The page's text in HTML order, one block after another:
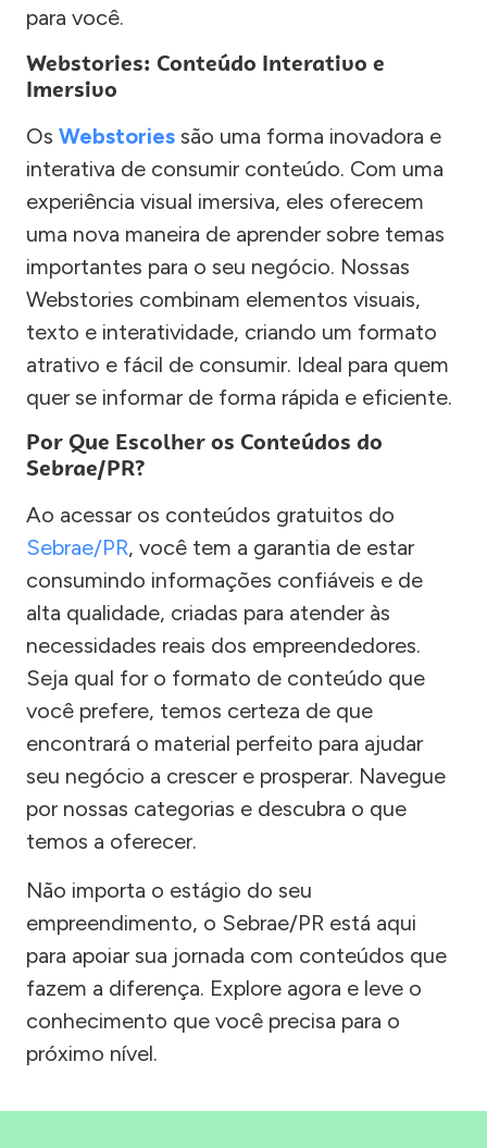
para você.
Webstories: Conteúdo Interativo e
Imersivo
Os Webstories são uma forma inovadora e
interativa de consumir conteúdo. Com uma
experiência visual imersiva, eles oferecem
uma nova maneira de aprender sobre temas
importantes para o seu negócio. Nossas
Webstories combinam elementos visuais,
texto e interatividade, criando um formato
atrativo e fácil de consumir. Ideal para quem
quer se informar de forma rápida e eficiente.
Por Que Escolher os Conteúdos do
Sebrae/PR?
Ao acessar os conteúdos gratuitos do
Sebrae/PR, você tem a garantia de estar
consumindo informações confiáveis e de
alta qualidade, criadas para atender às
necessidades reais dos empreendedores.
Seja qual for o formato de conteúdo que
você prefere, temos certeza de que
encontrará o material perfeito para ajudar
seu negócio a crescer e prosperar. Navegue
por nossas categorias e descubra o que
temos a oferecer.
Não importa o estágio do seu
empreendimento, o Sebrae/PR está aqui
para apoiar sua jornada com conteúdos que
fazem a diferença. Explore agora e leve o
conhecimento que você precisa para o
próximo nível.